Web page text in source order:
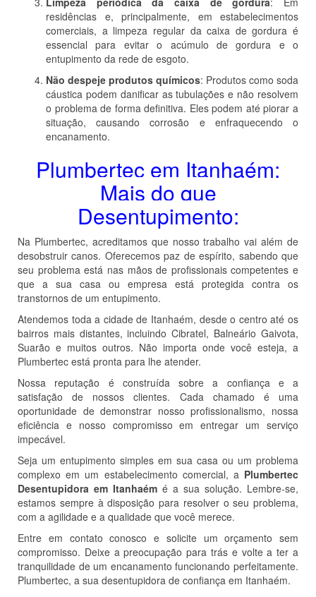
residências e, principalmente, em estabelecimentos
comerciais, a limpeza regular da caixa de gordura é
essencial para evitar o acúmulo de gordura e o
entupimento da rede de esgoto.
Não despeje produtos químicos: Produtos como soda
cáustica podem danificar as tubulações e não resolvem
o problema de forma definitiva. Eles podem até piorar a
situação, causando corrosão e enfraquecendo o
encanamento.
Plumbertec em Itanhaém:
Mais do que
Desentupimento:
Na Plumbertec, acreditamos que nosso trabalho vai além de
desobstruir canos. Oferecemos paz de espírito, sabendo que
seu problema está nas mãos de profissionais competentes e
que a sua casa ou empresa está protegida contra os
transtornos de um entupimento.
Atendemos toda a cidade de Itanhaém, desde o centro até os
bairros mais distantes, incluindo Cibratel, Balneário Gaivota,
Suarão e muitos outros. Não importa onde você esteja, a
Plumbertec está pronta para lhe atender.
Nossa reputação é construída sobre a confiança e a
satisfação de nossos clientes. Cada chamado é uma
oportunidade de demonstrar nosso profissionalismo, nossa
eficiência e nosso compromisso em entregar um serviço
impecável.
Seja um entupimento simples em sua casa ou um problema
complexo em um estabelecimento comercial, a Plumbertec
Desentupidora em Itanhaém é a sua solução. Lembre-se,
estamos sempre à disposição para resolver o seu problema,
com a agilidade e a qualidade que você merece.
Entre em contato conosco e solicite um orçamento sem
compromisso. Deixe a preocupação para trás e volte a ter a
tranquilidade de um encanamento funcionando perfeitamente.
Plumbertec, a sua desentupidora de confiança em Itanhaém.